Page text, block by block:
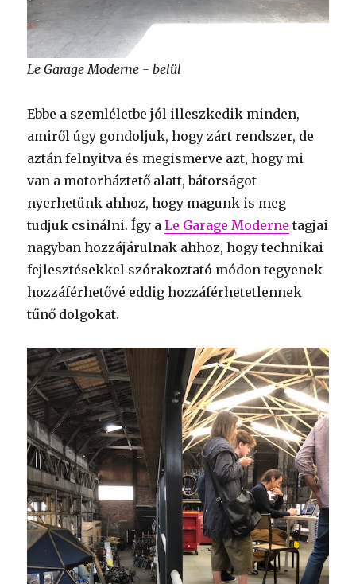
Le Garage Moderne - belül
Ebbe a szemléletbe jól illeszkedik minden,
amiről úgy gondoljuk, hogy zárt rendszer, de
aztán felnyitva és megismerve azt, hogy mi
van a motorháztető alatt, bátorságot
nyerhetünk ahhoz, hogy magunk is meg
tudjuk csinálni. Így aLe Garage Moderne tagjai
nagyban hozzájárulnak ahhoz, hogy technikai
fejlesztésekkel szórakoztató módon tegyenek
hozzáférhetővé eddig hozzáférhetetlennek
tűnő dolgokat.